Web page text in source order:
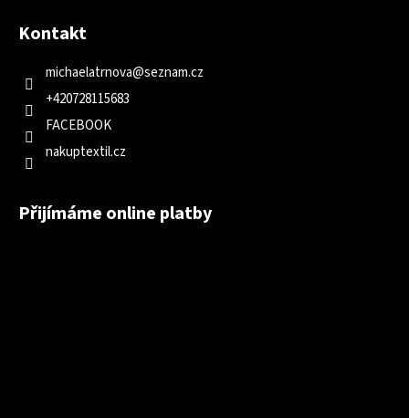
Kontakt
michaelatrnova@seznam.cz
+420728115683
FACEBOOK
nakuptextil.cz
Přijímáme online platby